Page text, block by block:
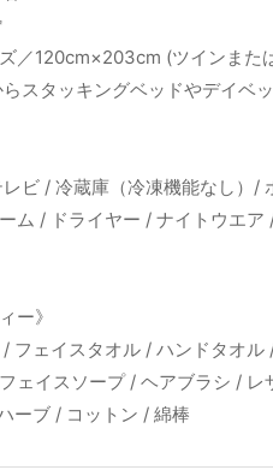
／120cm×203cm (ツインまた
スタッキングベッドやデイベ
ビ / 冷蔵庫（冷凍機能なし）/
ム / ドライヤー / ナイトウエ
ー》
フェイスタオル / ハンドタオ
ェイスソープ / ヘアブラシ /
ーブ / コットン / 綿棒